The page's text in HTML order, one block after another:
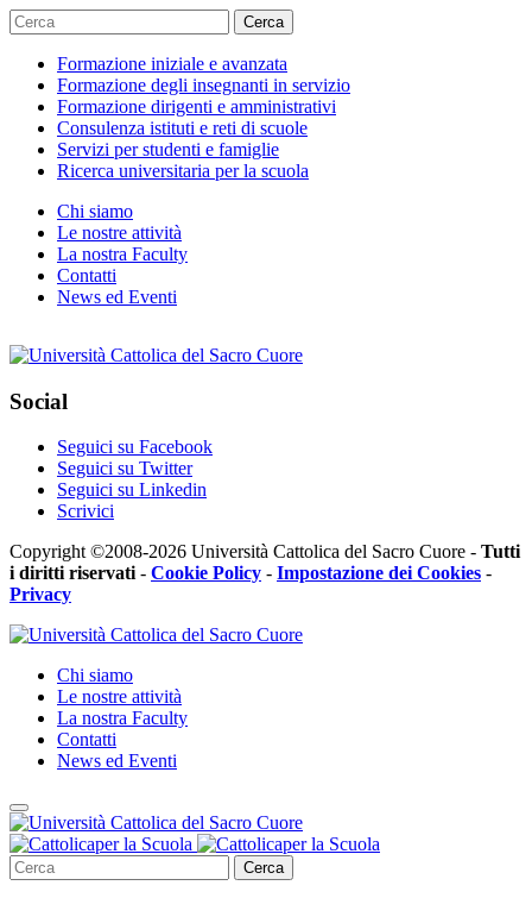
Cerca
Formazione iniziale e avanzata
Formazione degli insegnanti in servizio
Formazione dirigenti e amministrativi
Consulenza istituti e reti di scuole
Servizi per studenti e famiglie
Ricerca universitaria per la scuola
Chi siamo
Le nostre attività
La nostra Faculty
Contatti
News ed Eventi
Social
Seguici su Facebook
Seguici su Twitter
Seguici su Linkedin
Scrivici
Copyright ©2008-2026 Università Cattolica del Sacro Cuore - Tutti
i diritti riservati- Cookie Policy - Impostazione dei Cookies -
Privacy
Chi siamo
Le nostre attività
La nostra Faculty
Contatti
News ed Eventi
Cerca